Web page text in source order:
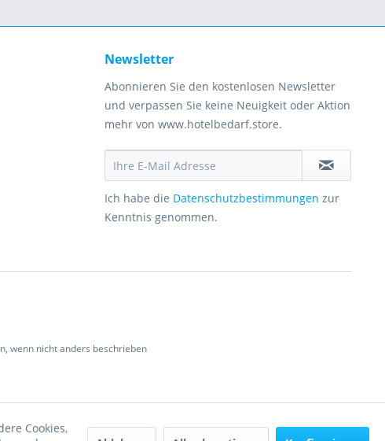
Newsletter
Abonnieren Sie den kostenlosen Newsletter
und verpassen Sie keine Neuigkeit oder Aktion
mehr von www.hotelbedarf.store.
Ich habe die Datenschutzbestimmungen zur
Kenntnis genommen.
wenn nicht anders beschrieben
Cookies,